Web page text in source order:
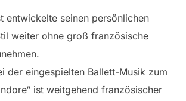
entwickelte seinen persönlichen
weiter ohne groß französische
der eingespielten Ballett-Musik zum
ist weitgehend französischer